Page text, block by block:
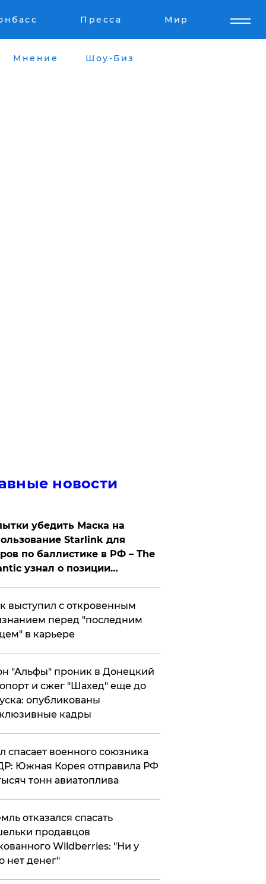
Пресса Мир
Мнение Шоу-Биз
новости
убедить Маска на
Starlink для
по баллистике в РФ – The
узнал о позиции
выступил с откровенным
перед "последним
в карьере
"Альфы" проник в Донецкий
и сжег "Шахед" еще до
опубликованы
кадры
спасает военного союзника
Южная Корея отправила РФ
тонн авиатоплива
отказался спасать
продавцов
Wildberries: "Ни у
нет денег"